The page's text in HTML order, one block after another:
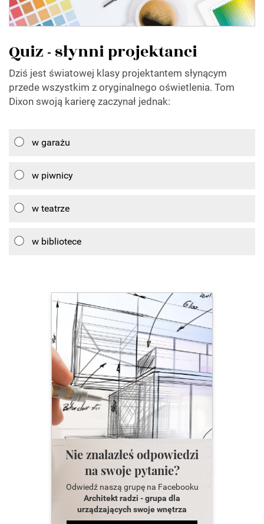
Quiz - słynni projektanci
Dziś jest światowej klasy projektantem słynącym
przede wszystkim z oryginalnego oświetlenia. Tom
Dixon swoją karierę zaczynał jednak:
w garażu
w piwnicy
w teatrze
w bibliotece
Nie znalazłeś odpowiedzi
na swoje pytanie?
Odwiedź naszą grupę na Facebooku
Architekt radzi - grupa dla
urządzających swoje wnętrza